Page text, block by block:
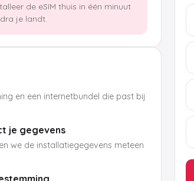
de eSIM thuis in één minuut
je landt.
en een internetbundel die past bij
je gegevens
we de installatiegegevens meteen